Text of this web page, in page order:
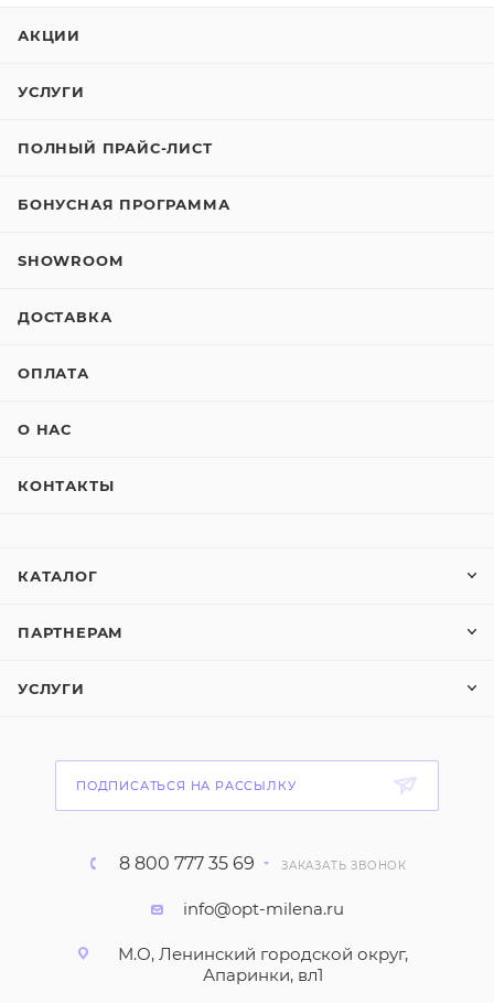
АКЦИИ
УСЛУГИ
ПОЛНЫЙ ПРАЙС-ЛИСТ
БОНУСНАЯ ПРОГРАММА
SHOWROOM
ДОСТАВКА
ОПЛАТА
О НАС
КОНТАКТЫ
КАТАЛОГ
ПАРТНЕРАМ
УСЛУГИ
ПОДПИСАТЬСЯ НА РАССЫЛКУ
8 800 777 35 69 ЗАКАЗАТЬ ЗВОНОК
info@opt-milena.ru
М.О, Ленинский городской округ,
Апаринки, вл1